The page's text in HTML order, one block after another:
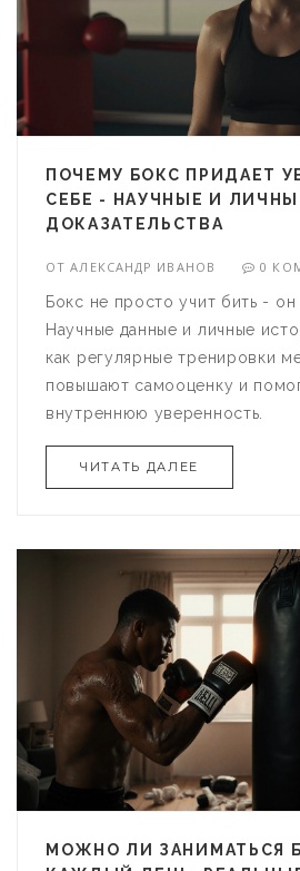
ПОЧЕМУ БОКС ПРИДАЕТ
СЕБЕ - НАУЧНЫЕ И
ДОКАЗАТЕЛЬСТВА
ОТАЛЕКСАНДР ИВАНОВ 0
Бокс не просто учит бить - он
Научные данные и личные
как регулярные тренировки
повышают самооценку и
внутреннюю уверенность.
ЧИТАТЬ ДАЛЕЕ
МОЖНО ЛИ ЗАНИМАТЬСЯ